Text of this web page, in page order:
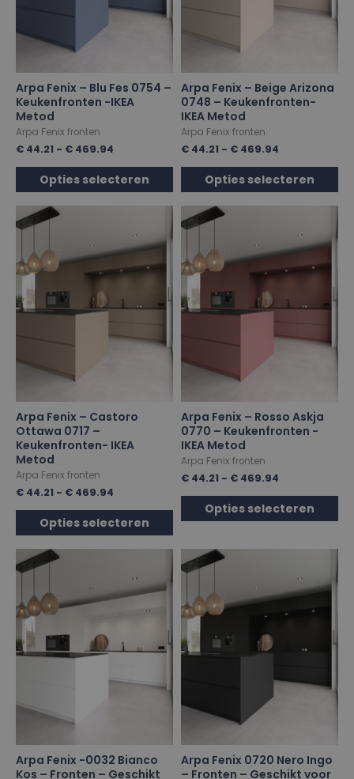
Arpa Fenix – Blu Fes 0754 –
Keukenfronten -IKEA
Metod
Arpa Fenix fronten
€ 44.21 - € 469.94
Opties selecteren
Arpa Fenix – Beige Arizona
0748 – Keukenfronten-
IKEA Metod
Arpa Fenix fronten
€ 44.21 - € 469.94
Opties selecteren
Arpa Fenix – Castoro
Ottawa 0717 –
Keukenfronten- IKEA
Metod
Arpa Fenix fronten
€ 44.21 - € 469.94
Opties selecteren
Arpa Fenix – Rosso Askja
0770 – Keukenfronten -
IKEA Metod
Arpa Fenix fronten
€ 44.21 - € 469.94
Opties selecteren
Arpa Fenix -0032 Bianco
Kos – Fronten – Geschikt
Arpa Fenix 0720 Nero Ingo
– Fronten – Geschikt voor